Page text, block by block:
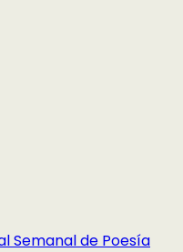
Semanal de Poesía